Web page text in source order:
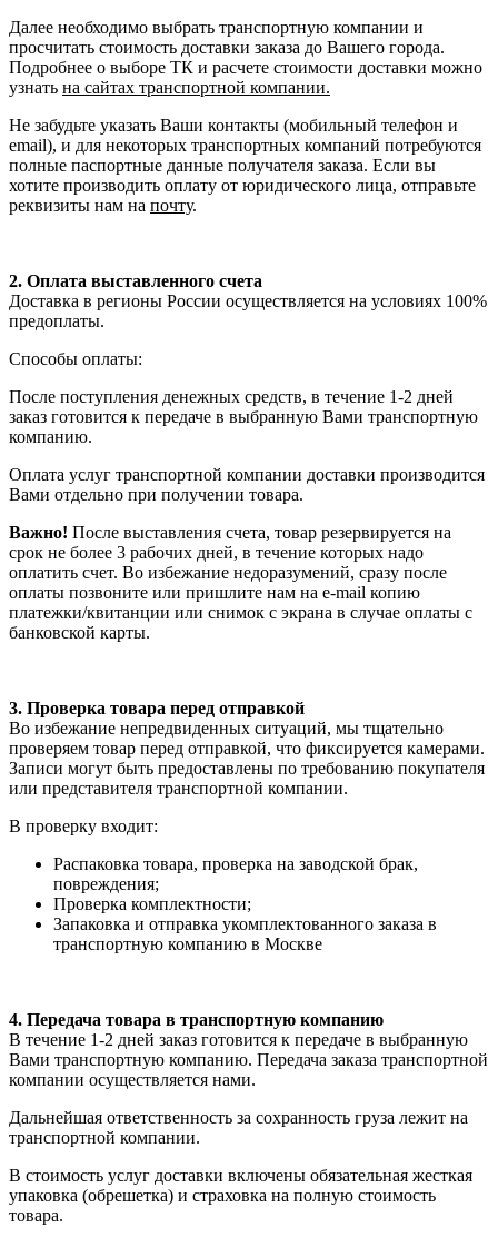
Далее необходимо выбрать транспортную компании и
просчитать стоимость доставки заказа до Вашего города.
Подробнее о выборе ТК и расчете стоимости доставки можно
узнать на сайтах транспортной компании.
Не забудьте указать Ваши контакты (мобильный телефон и
email), и для некоторых транспортных компаний потребуются
полные паспортные данные получателя заказа. Если вы
хотите производить оплату от юридического лица, отправьте
реквизиты нам на почту.
2. Оплата выставленного счета
Доставка в регионы России осуществляется на условиях 100%
предоплаты.
Способы оплаты:
После поступления денежных средств, в течение 1-2 дней
заказ готовится к передаче в выбранную Вами транспортную
компанию.
Оплата услуг транспортной компании доставки производится
Вами отдельно при получении товара.
Важно! После выставления счета, товар резервируется на
срок не более 3 рабочих дней, в течение которых надо
оплатить счет. Во избежание недоразумений, сразу после
оплаты позвоните или пришлите нам на e-mail копию
платежки/квитанции или снимок с экрана в случае оплаты с
банковской карты.
3. Проверка товара перед отправкой
Во избежание непредвиденных ситуаций, мы тщательно
проверяем товар перед отправкой, что фиксируется камерами.
Записи могут быть предоставлены по требованию покупателя
или представителя транспортной компании.
В проверку входит:
Распаковка товара, проверка на заводской брак,
повреждения;
Проверка комплектности;
Запаковка и отправка укомплектованного заказа в
транспортную компанию в Москве
4. Передача товара в транспортную компанию
В течение 1-2 дней заказ готовится к передаче в выбранную
Вами транспортную компанию. Передача заказа транспортной
компании осуществляется нами.
Дальнейшая ответственность за сохранность груза лежит на
транспортной компании.
В стоимость услуг доставки включены обязательная жесткая
упаковка (обрешетка) и страховка на полную стоимость
товара.